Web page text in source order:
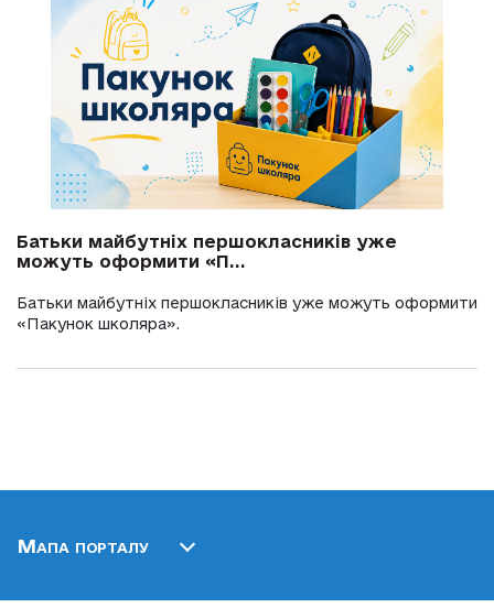
Батьки майбутніх першокласників уже
можуть оформити «П...
Батьки майбутніх першокласників уже можуть оформити
«Пакунок школяра».
Мапа порталу